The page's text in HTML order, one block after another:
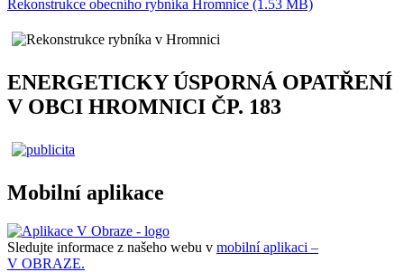
Rekonstrukce obecního rybníka Hromnice (1.53 MB)
ENERGETICKY ÚSPORNÁ OPATŘENÍ
V OBCI HROMNICI ČP. 183
Mobilní aplikace
Sledujte informace z našeho webu v mobilní aplikaci –
V OBRAZE.